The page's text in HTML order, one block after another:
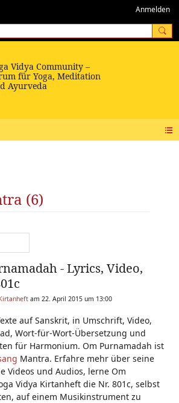
Anmelden
(6)
- Lyrics, Video,
am 22. April 2015 um 13:00
auf Sanskrit, in Umschrift, Video,
Wort-für-Wort-Übersetzung und
für Harmonium. Om Purnamadah ist
Mantra. Erfahre mehr über seine
Videos und Audios, lerne Om
Vidya Kirtanheft die Nr. 801c, selbst
auf einem Musikinstrument zu